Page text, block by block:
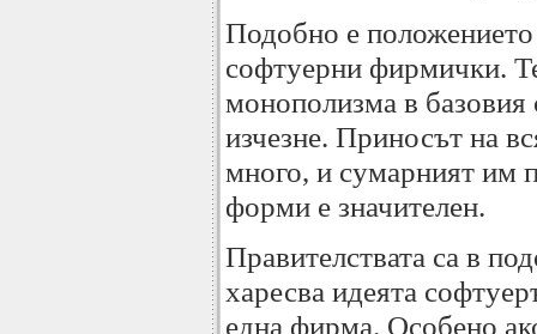
Подобно е
софтуерни фирмички.
монополизма в базовия
изчезне. Приносът на
много, и сумарният им
форми е значителен.
Правителствата са в
харесва идеята
една фирма. Особено